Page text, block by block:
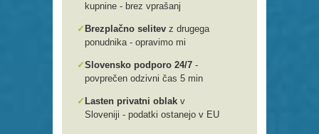
kupnine - brez vprašanj
✓ Brezplačno selitev z drugega
ponudnika - opravimo mi
✓Slovensko podporo 24/7 -
povprečen odzivni čas 5 min
✓ Lasten privatni oblak v
Sloveniji - podatki ostanejo v EU